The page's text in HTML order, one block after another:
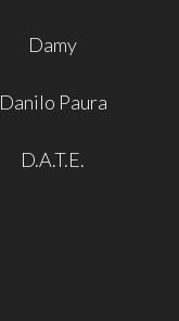
Damy
Danilo Paura
D.A.T.E.